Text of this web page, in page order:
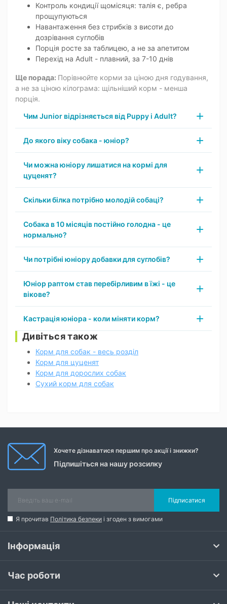
Контроль кондиції щомісяця: талія є, ребра
прощупуються
Навантаження без стрибків з висоти до
дозрівання суглобів
Порція росте за таблицею, а не за апетитом
Перехід на Adult - плавний, за 7-10 днів
Ще порада: Порівнюйте корми за ціною дня годування,
а не за ціною кілограма: щільніший корм - менша
порція.
Чим Junior відрізняється від Puppy і Adult?
До якого віку собака - юніор?
Чи можна юніору лишатися на кормі для
цуценят?
Скільки білка потрібно молодій собаці?
Собака в 10 місяців постійно голодна - це
нормально?
Чи потрібні юніору добавки для суглобів?
Юніор раптом став перебірливим в їжі - це
вікове?
Кастрація юніора - коли міняти корм?
Дивіться також
Корм для собак - весь розділ
Корм для цуценят
Корм для дорослих собак
Сухий корм для собак
Хочете дізнаватися першим про акції і знижки?
Підпишіться на нашу розсилку
Підписатися
Я прочитав Політика безпеки і згоден з вимогами
Інформація
Час роботи